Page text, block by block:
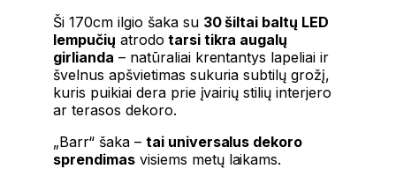
Ši 170cm ilgio šaka su 30 šiltai baltų LED
lempučių atrodo tarsi tikra augalų
girlianda – natūraliai krentantys lapeliai ir
švelnus apšvietimas sukuria subtilų grožį,
kuris puikiai dera prie įvairių stilių interjero
ar terasos dekoro.
„Barr“ šaka – tai universalus dekoro
sprendimasvisiems metų laikams.